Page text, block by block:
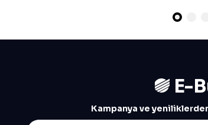
E-
Kampanya ve